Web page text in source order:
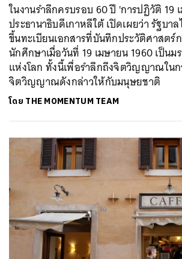
ในงานรำลึกครบรอบ 60 ปี 'การปฏิวัติ 19
ประธานาธิบดีเกาหลีใต้ เปิดเผยว่า รัฐบา
ขึ้นทะเบียนเอกสารที่บันทึกประวัติศาสตร์
นักศึกษาเมื่อวันที่ 19 เมษายน 1960 เป็น
แห่งโลก ทั้งนี้เพื่อรำลึกถึงจิตวิญญาณใน
จิตวิญญาณดังกล่าวให้กับมนุษยชาติ
โดย THE MOMENTUM TEAM